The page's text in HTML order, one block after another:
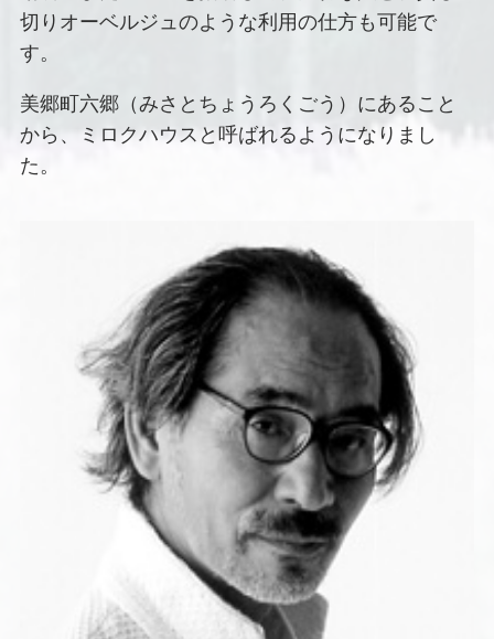
切りオーベルジュのような利用の仕方も可能で
す。
美郷町六郷（みさとちょうろくごう）にあること
から、ミロクハウスと呼ばれるようになりまし
た。